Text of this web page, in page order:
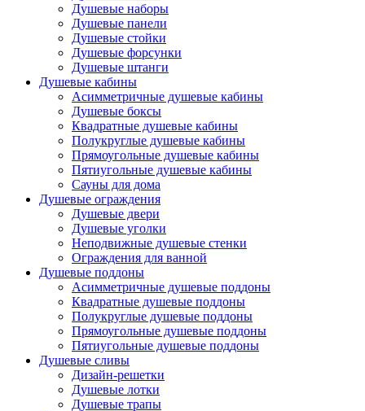
Душевые наборы
Душевые панели
Душевые стойки
Душевые форсунки
Душевые штанги
Душевые кабины
Асимметричные душевые кабины
Душевые боксы
Квадратные душевые кабины
Полукруглые душевые кабины
Прямоугольные душевые кабины
Пятиугольные душевые кабины
Сауны для дома
Душевые ограждения
Душевые двери
Душевые уголки
Неподвижные душевые стенки
Ограждения для ванной
Душевые поддоны
Асимметричные душевые поддоны
Квадратные душевые поддоны
Полукруглые душевые поддоны
Прямоугольные душевые поддоны
Пятиугольные душевые поддоны
Душевые сливы
Дизайн-решетки
Душевые лотки
Душевые трапы